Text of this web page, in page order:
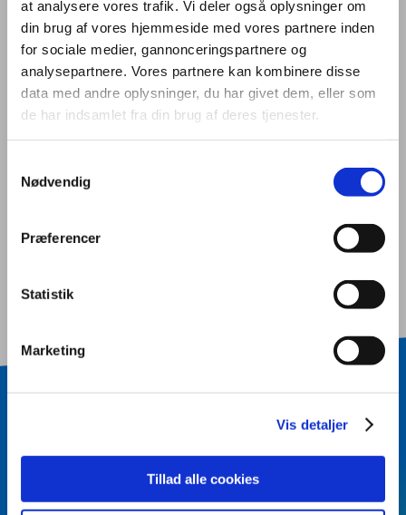
at analysere vores trafik. Vi deler også oplysninger om
din brug af vores hjemmeside med vores partnere inden
for sociale medier, gannonceringspartnere og
analysepartnere. Vores partnere kan kombinere disse
data med andre oplysninger, du har givet dem, eller som
de har indsamlet fra din brug af deres tjenester.
Nødvendig
Præferencer
Statistik
Marketing
Vis detaljer
Tillad alle cookies
Butik og E-handel
EUX - kontor og finans
Vil du vide mere?
Skriv dit navn og dine